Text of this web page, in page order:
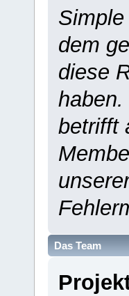
dem
diese
betrifft
Das Team